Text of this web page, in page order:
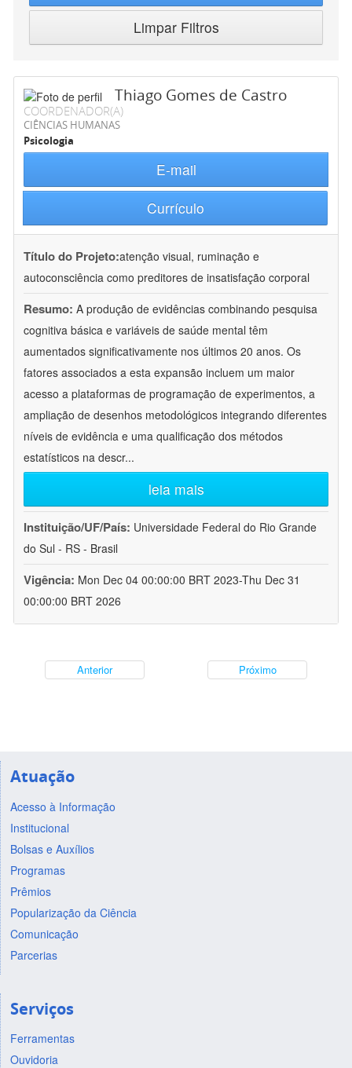
Limpar Filtros
Thiago Gomes de Castro
COORDENADOR(A)
CIÊNCIAS HUMANAS
Psicologia
E-mail
Currículo
Título do Projeto:atenção visual, ruminação e
autoconsciência como preditores de insatisfação corporal
Resumo: A produção de evidências combinando pesquisa
cognitiva básica e variáveis de saúde mental têm
aumentados significativamente nos últimos 20 anos. Os
fatores associados a esta expansão incluem um maior
acesso a plataformas de programação de experimentos, a
ampliação de desenhos metodológicos integrando diferentes
níveis de evidência e uma qualificação dos métodos
estatísticos na descr...
leia mais
Instituição/UF/País: Universidade Federal do Rio Grande
do Sul - RS - Brasil
Vigência: Mon Dec 04 00:00:00 BRT 2023-Thu Dec 31
00:00:00 BRT 2026
Anterior Próximo
Atuação
Acesso à Informação
Institucional
Bolsas e Auxílios
Programas
Prêmios
Popularização da Ciência
Comunicação
Parcerias
Serviços
Ferramentas
Ouvidoria